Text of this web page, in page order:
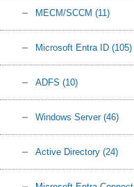
MECM/SCCM (11)
Microsoft Entra ID (105)
ADFS (10)
Windows Server (46)
Active Directory (24)